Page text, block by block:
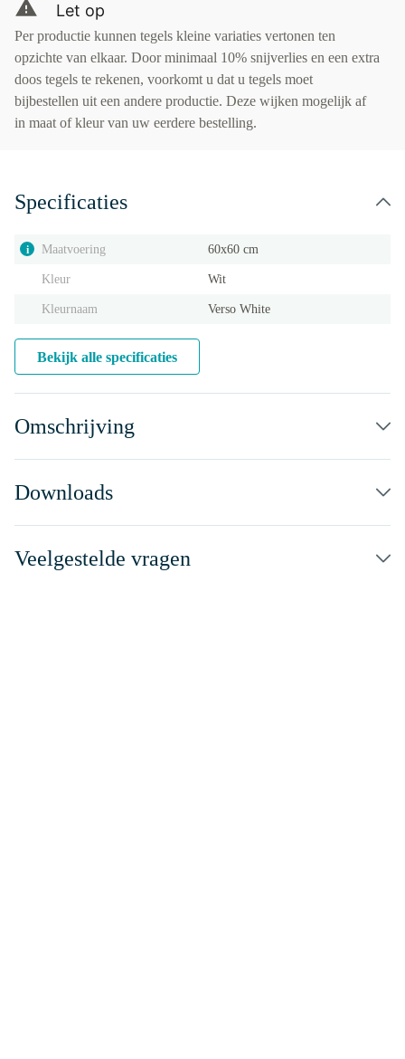
Let op
Per productie kunnen tegels kleine variaties vertonen ten
opzichte van elkaar. Door minimaal 10% snijverlies en een extra
doos tegels te rekenen, voorkomt u dat u tegels moet
bijbestellen uit een andere productie. Deze wijken mogelijk af
in maat of kleur van uw eerdere bestelling.
Specificaties
i Maatvoering 60x60 cm
Kleur Wit
Kleurnaam Verso White
Bekijk alle specificaties
Omschrijving
Downloads
Veelgestelde vragen